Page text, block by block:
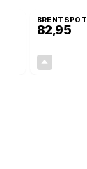
BRENTSPOT
82,95